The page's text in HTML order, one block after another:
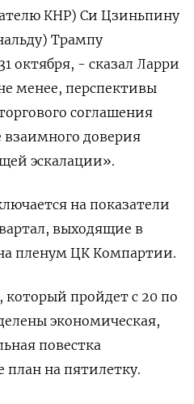
КНР) Си Цзиньпину
Трампу
октября, - сказал Ларри
менее, перспективы
соглашения
доверия
эскалации».
на показатели
выходящие в
пленум ЦК Компартии.
пройдет с 20 по
экономическая,
повестка
план на пятилетку.